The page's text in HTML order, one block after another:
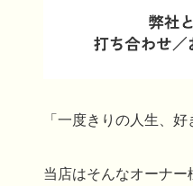
「一度きりの人生、
当店はそんなオーナー